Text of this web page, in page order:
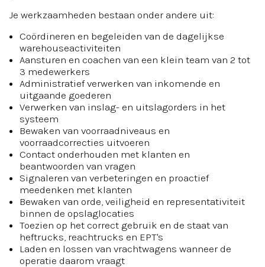
Je werkzaamheden bestaan onder andere uit:
Coördineren en begeleiden van de dagelijkse
warehouseactiviteiten
Aansturen en coachen van een klein team van 2 tot
3 medewerkers
Administratief verwerken van inkomende en
uitgaande goederen
Verwerken van inslag- en uitslagorders in het
systeem
Bewaken van voorraadniveaus en
voorraadcorrecties uitvoeren
Contact onderhouden met klanten en
beantwoorden van vragen
Signaleren van verbeteringen en proactief
meedenken met klanten
Bewaken van orde, veiligheid en representativiteit
binnen de opslaglocaties
Toezien op het correct gebruik en de staat van
heftrucks, reachtrucks en EPT's
Laden en lossen van vrachtwagens wanneer de
operatie daarom vraagt